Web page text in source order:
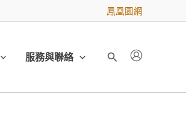
鳳凰園網
服務與聯絡
搜